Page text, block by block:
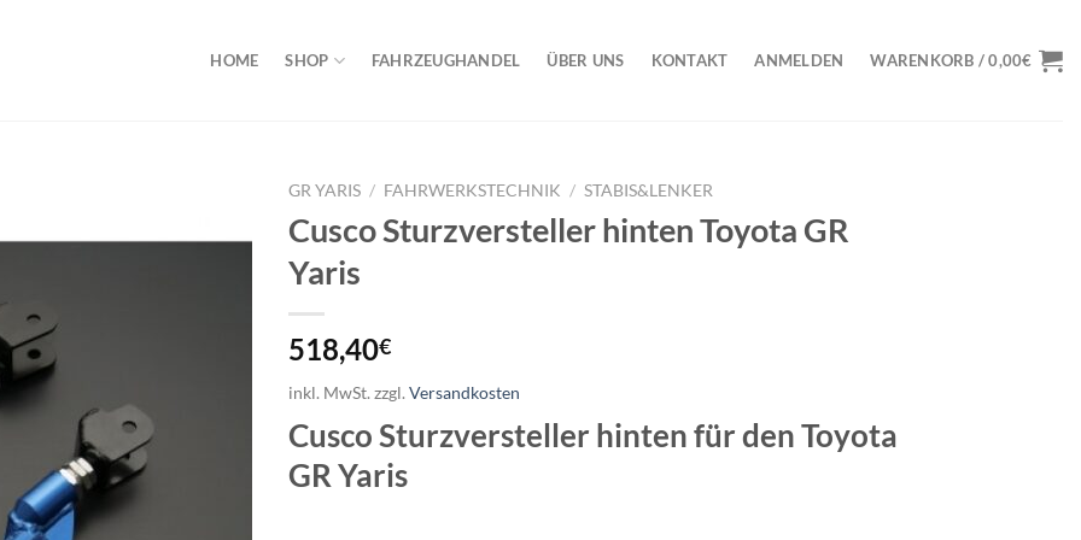
HOME SHOP FAHRZEUGHANDEL ÜBER UNS KONTAKT ANMELDEN WARENKORB /0,00€
GR YARIS / FAHRWERKSTECHNIK / STABIS&LENKER
Cusco Sturzversteller hinten Toyota GR
Yaris
518,40€
inkl. MwSt. zzgl. Versandkosten
Cusco Sturzversteller hinten für den Toyota
GR Yaris